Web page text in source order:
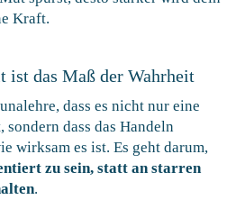
Kraft.
ist das Maß der Wahrheit
dass es nicht nur eine
dass das Handeln
wirksam es ist. Es geht darum,
zu sein, statt an starren
.